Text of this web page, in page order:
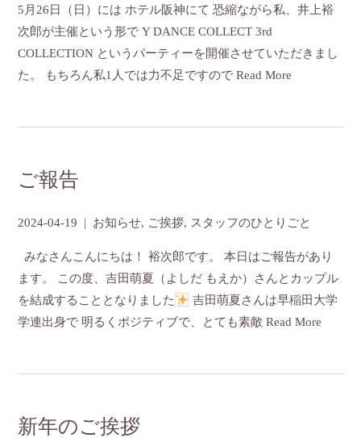
5月26日（日）には ホテル阪神にて 恐縮ながら私、井上裕
次郎が主催という形で Y DANCE COLLECT 3rd
COLLECTION というパーティーを開催させていただきまし
た。 もちろん私1人では力不足ですのでRead More
ご報告
2024-04-19 | お知らせ, ご挨拶, スタッフのひとりごと
みなさんこんにちは！ 裕次郎です。 本日はご報告があり
ます。 この度、吉田萌夏（よしだ もえか）さんとカップル
を結成することとなりました
吉田萌夏さんは早稲田大学
学連出身で 明るくポジティブで、とても素敵Read More
新年のご挨拶